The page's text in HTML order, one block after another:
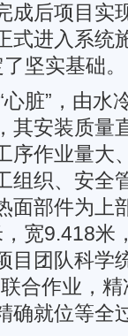
成后项目实
式进入系统
坚实基础。
脏”，由水
其安装质量
序作业量大
组织、安全
面部件为上
宽9.418米
目团队科学
合作业，
确就位等全